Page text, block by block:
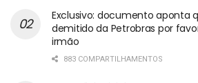
Exclusivo: documento aponta
demitido da Petrobras por
irmão
883 COMPARTILHAMENTOS